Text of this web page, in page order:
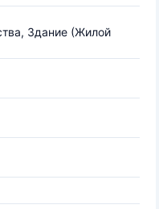
Здание (Жилой